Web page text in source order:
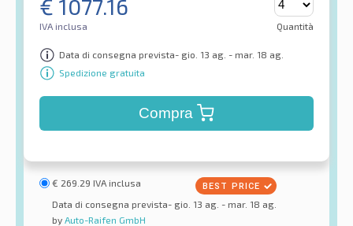
€ 1077.16
IVA inclusa Quantità
Data di consegna prevista- gio. 13 ag. - mar. 18 ag.
Spedizione gratuita
Compra
€ 269.29 IVA inclusa
Data di consegna prevista- gio. 13 ag. - mar. 18 ag.
by Auto-Raifen GmbH